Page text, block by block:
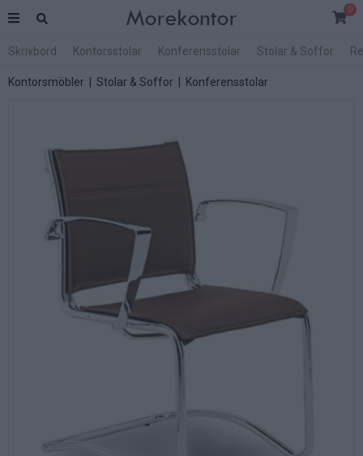
0
Skrivbord Kontorsstolar Konferensstolar Stolar & Soffor
Kontorsmöbler Stolar & Soffor Konferensstolar